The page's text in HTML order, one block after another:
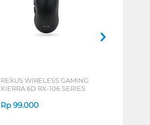
REXUS WIRELESS GAMING
XIERRA 6D RX-106 SERIES
Rp 99.000